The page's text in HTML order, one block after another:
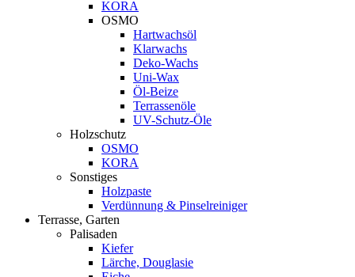
KORA
OSMO
Hartwachsöl
Klarwachs
Deko-Wachs
Uni-Wax
Öl-Beize
Terrassenöle
UV-Schutz-Öle
Holzschutz
OSMO
KORA
Sonstiges
Holzpaste
Verdünnung & Pinselreiniger
Terrasse, Garten
Palisaden
Kiefer
Lärche, Douglasie